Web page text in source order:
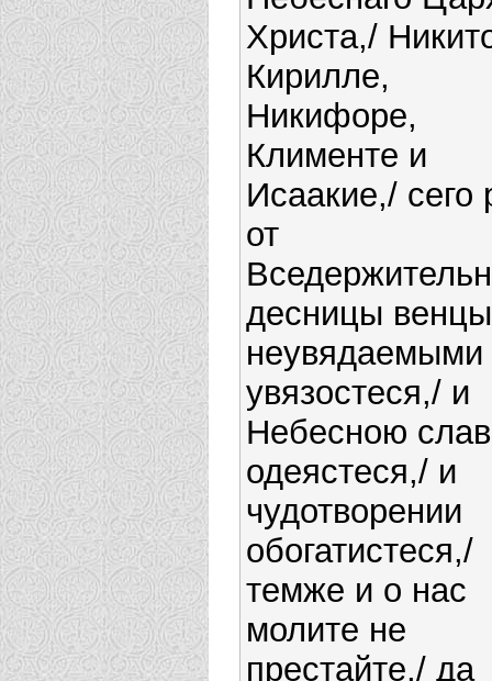
Христа,/
Кирилле,
Никифоре,
Клименте и
Исаакие,/ сего
от
десницы венцы
неувядаемыми
увязостеся,/ и
Небесною
одеястеся,/ и
чудотворении
обогатистеся,/
темже и о нас
молите не
престайте,/ да